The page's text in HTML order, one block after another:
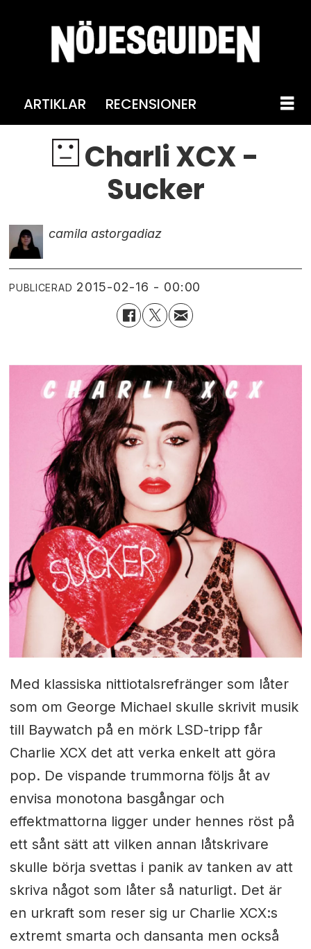
ARTIKLAR RECENSIONER
Charli XCX -
Sucker
camila astorgadiaz
PUBLICERAD 2015-02-16 - 00:00
Med klassiska nittiotalsrefränger som låter
som om George Michael skulle skrivit musik
till Baywatch på en mörk LSD-tripp får
Charlie XCX det att verka enkelt att göra
pop. De vispande trummorna följs åt av
envisa monotona basgångar och
effektmattorna ligger under hennes röst på
ett sånt sätt att vilken annan låtskrivare
skulle börja svettas i panik av tanken av att
skriva något som låter så naturligt. Det är
en urkraft som reser sig ur Charlie XCX:s
extremt smarta och dansanta men också